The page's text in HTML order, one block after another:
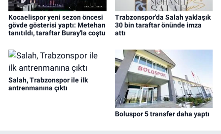
Kocaelispor yeni sezon öncesi
gövde gösterisi yaptı: Metehan
tanıtıldı, taraftar Buray'la coştu
Trabzonspor'da Salah yaklaşık
30 bin taraftar önünde imza
attı
Salah, Trabzonspor ile ilk
antrenmanına çıktı
Boluspor 5 transfer daha yaptı